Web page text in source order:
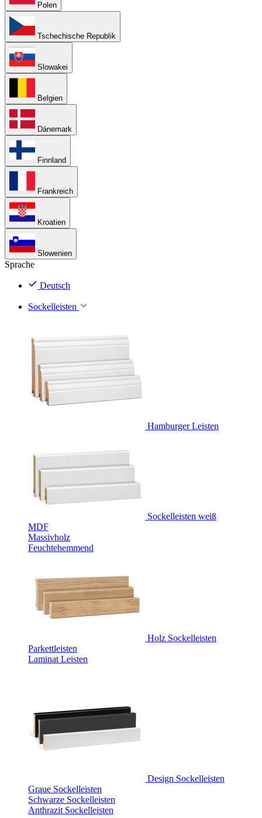
Polen
Tschechische Republik
Slowakei
Belgien
Dänemark
Finnland
Frankreich
Kroatien
Slowenien
Sprache
Deutsch
Sockelleisten
Hamburger Leisten
Sockelleisten weiß
MDF
Massivholz
Feuchtehemmend
Holz Sockelleisten
Parkettleisten
Laminat Leisten
Design Sockelleisten
Graue Sockelleisten
Schwarze Sockelleisten
Anthrazit Sockelleisten